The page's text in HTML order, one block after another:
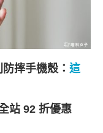
摔手機殼： 這
站 92 折優惠